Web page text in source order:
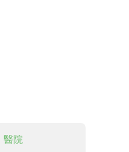
醫院